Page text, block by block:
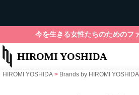
HIROMI YOSHIDA
今を生きる女性たちのためのフ
HIROMI YOSHIDA > Brands by HIROMI YOSHIDA